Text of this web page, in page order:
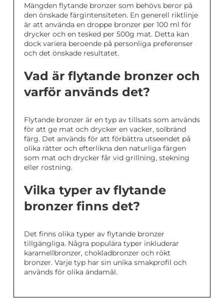
Mängden flytande bronzer som behövs beror på
den önskade färgintensiteten. En generell riktlinje
är att använda en droppe bronzer per 100 ml för
drycker och en tesked per 500g mat. Detta kan
dock variera beroende på personliga preferenser
och det önskade resultatet.
Vad är flytande bronzer och
varför används det?
Flytande bronzer är en typ av tillsats som används
för att ge mat och drycker en vacker, solbränd
färg. Det används för att förbättra utseendet på
olika rätter och efterlikna den naturliga färgen
som mat och drycker får vid grillning, stekning
eller rostning.
Vilka typer av flytande
bronzer finns det?
Det finns olika typer av flytande bronzer
tillgängliga. Några populära typer inkluderar
karamellbronzer, chokladbronzer och rökt
bronzer. Varje typ har sin unika smakprofil och
används för olika ändamål.